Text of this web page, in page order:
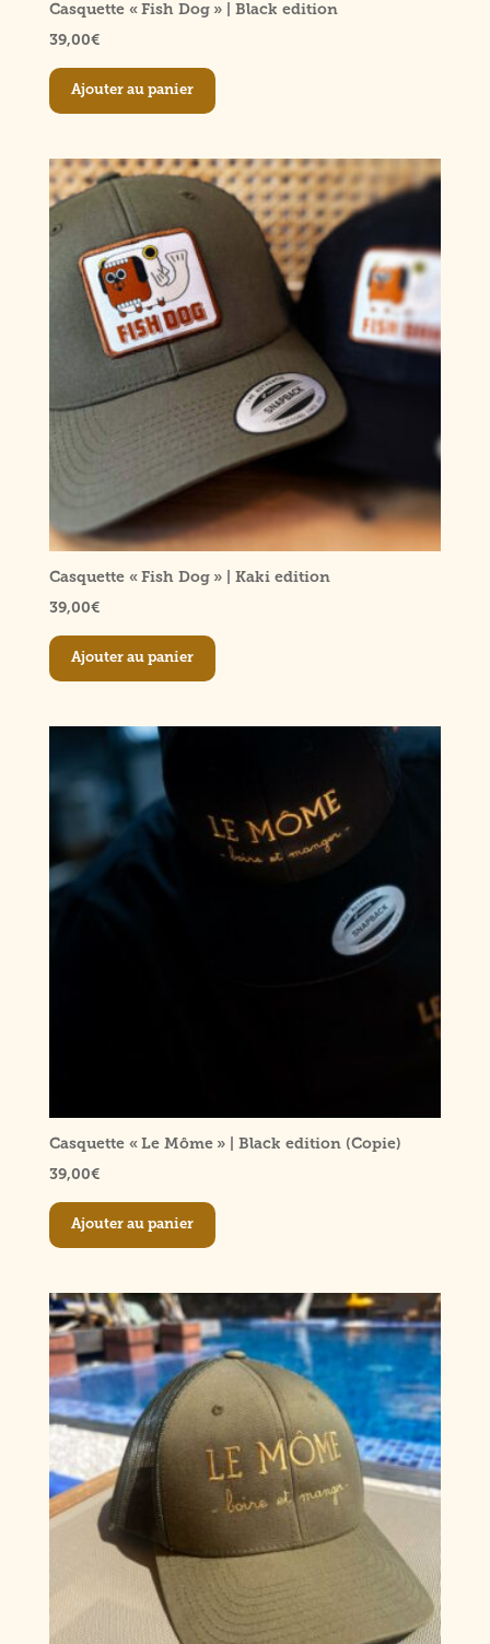
Casquette « Fish Dog » | Black edition
39,00€
Ajouter au panier
Casquette « Fish Dog » | Kaki edition
39,00€
Ajouter au panier
Casquette « Le Môme » | Black edition (Copie)
39,00€
Ajouter au panier